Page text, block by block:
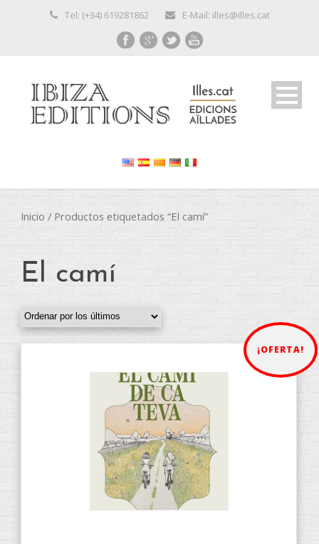
Tel: (+34) 619281862 E-Mail: illes@illes.cat
Inicio / Productos etiquetados “El camí”
El camí
¡OFERTA!